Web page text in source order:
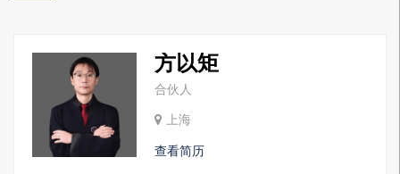
方以矩
合伙人
上海
查看简历